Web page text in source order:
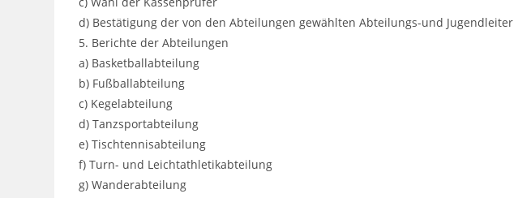
d) Bestätigung der von den Abteilungen gewählten Abteilungs-und Jugendleiter
5. Berichte der Abteilungen
a) Basketballabteilung
b) Fußballabteilung
c) Kegelabteilung
d) Tanzsportabteilung
e) Tischtennisabteilung
f) Turn- und Leichtathletikabteilung
g) Wanderabteilung